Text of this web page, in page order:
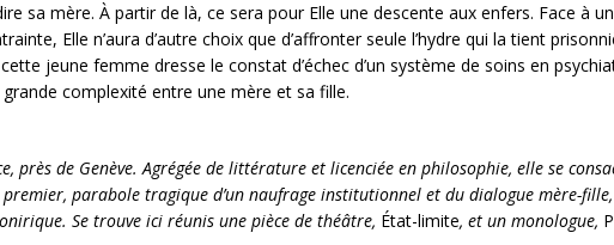
sa mère. À partir de là, ce sera pour Elle une descente aux enfers. Face à
Elle n’aura d’autre choix que d’affronter seule l’hydre qui la tient
jeune femme dresse le constat d’échec d’un système de soins en
complexité entre une mère et sa fille.
près de Genève. Agrégée de littérature et licenciée en philosophie, elle se
parabole tragique d’un naufrage institutionnel et du dialogue mère-
Se trouve ici réunis une pièce de théâtre, État-limite, et un monologue,